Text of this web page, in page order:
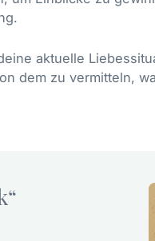
aktuelle
dem zu vermitteln,